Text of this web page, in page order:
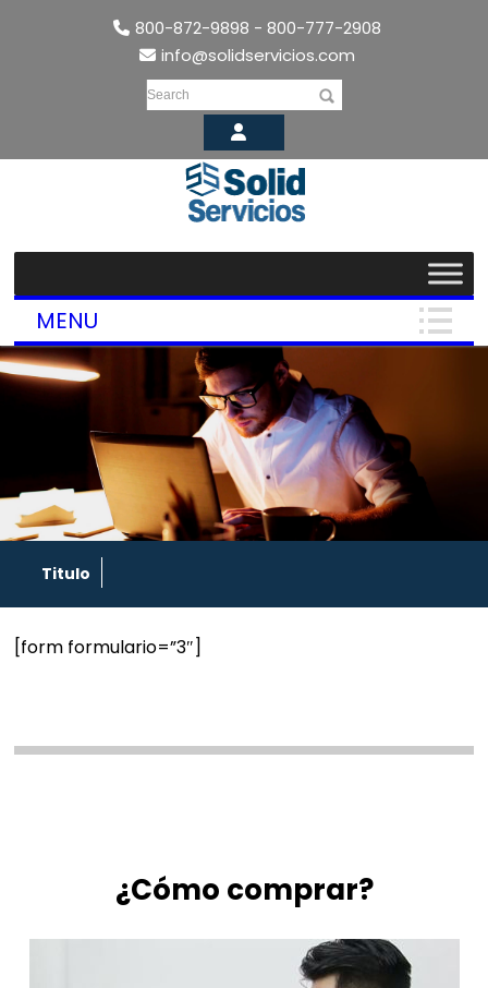
800-872-9898 - 800-777-2908
info@solidservicios.com
Search
MENU
Titulo
[form formulario=”3″]
¿Cómo comprar?